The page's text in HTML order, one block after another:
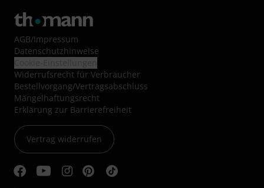
AGB/Impressum
Datenschutzhinweise
Widerrufsrecht für Verbraucher
Bestellvorgang/Vertragsabschluss
Mängelhaftungsrecht
Erklärung zur Barrierefreiheit
Vertrag widerrufen